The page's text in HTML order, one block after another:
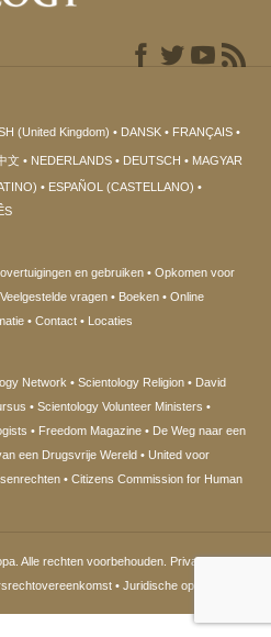
(United Kingdom) DANSK FRANÇAIS
文 NEDERLANDS DEUTSCH
MAGYAR
ESPAÑOL (CASTELLANO)
en gebruiken
Opkomen voor
Veelgestelde vragen Boeken
Online
Contact Locaties
Network Scientology Religion
David
Scientology Volunteer Ministers
Freedom Magazine
De Weg naar een
een Drugsvrije Wereld
United voor
Citizens Commission for Human
Alle rechten voorbehouden.
Privacy
• Juridische opmerking